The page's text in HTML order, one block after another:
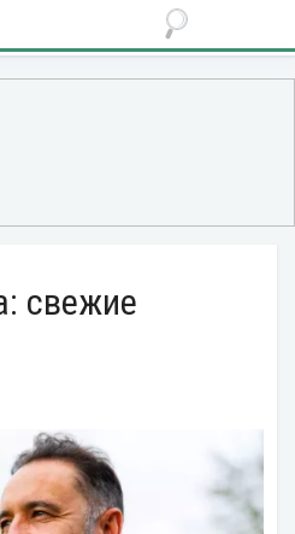
свежие